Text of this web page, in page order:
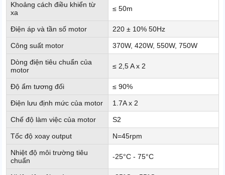
Khoảng cách điều khiển từ
xa
≤ 50m
Điện áp và tần số motor 220 ± 10% 50Hz
Công suất motor 370W, 420W, 550W, 750W
Dòng điện tiêu chuẩn của
motor
≤ 2,5 A x 2
Độ ẩm tương đối ≤ 90%
Điện lưu định mức của motor 1.7A x 2
Chế độ làm việc của motor S2
Tốc độ xoay output N=45rpm
Nhiệt độ môi trường tiêu
chuẩn
-25°C - 75°C